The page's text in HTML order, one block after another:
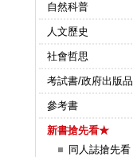
自然科普
人文歷史
社會哲思
考試書/政府出版品
參考書
新書搶先看★
同人誌搶先看